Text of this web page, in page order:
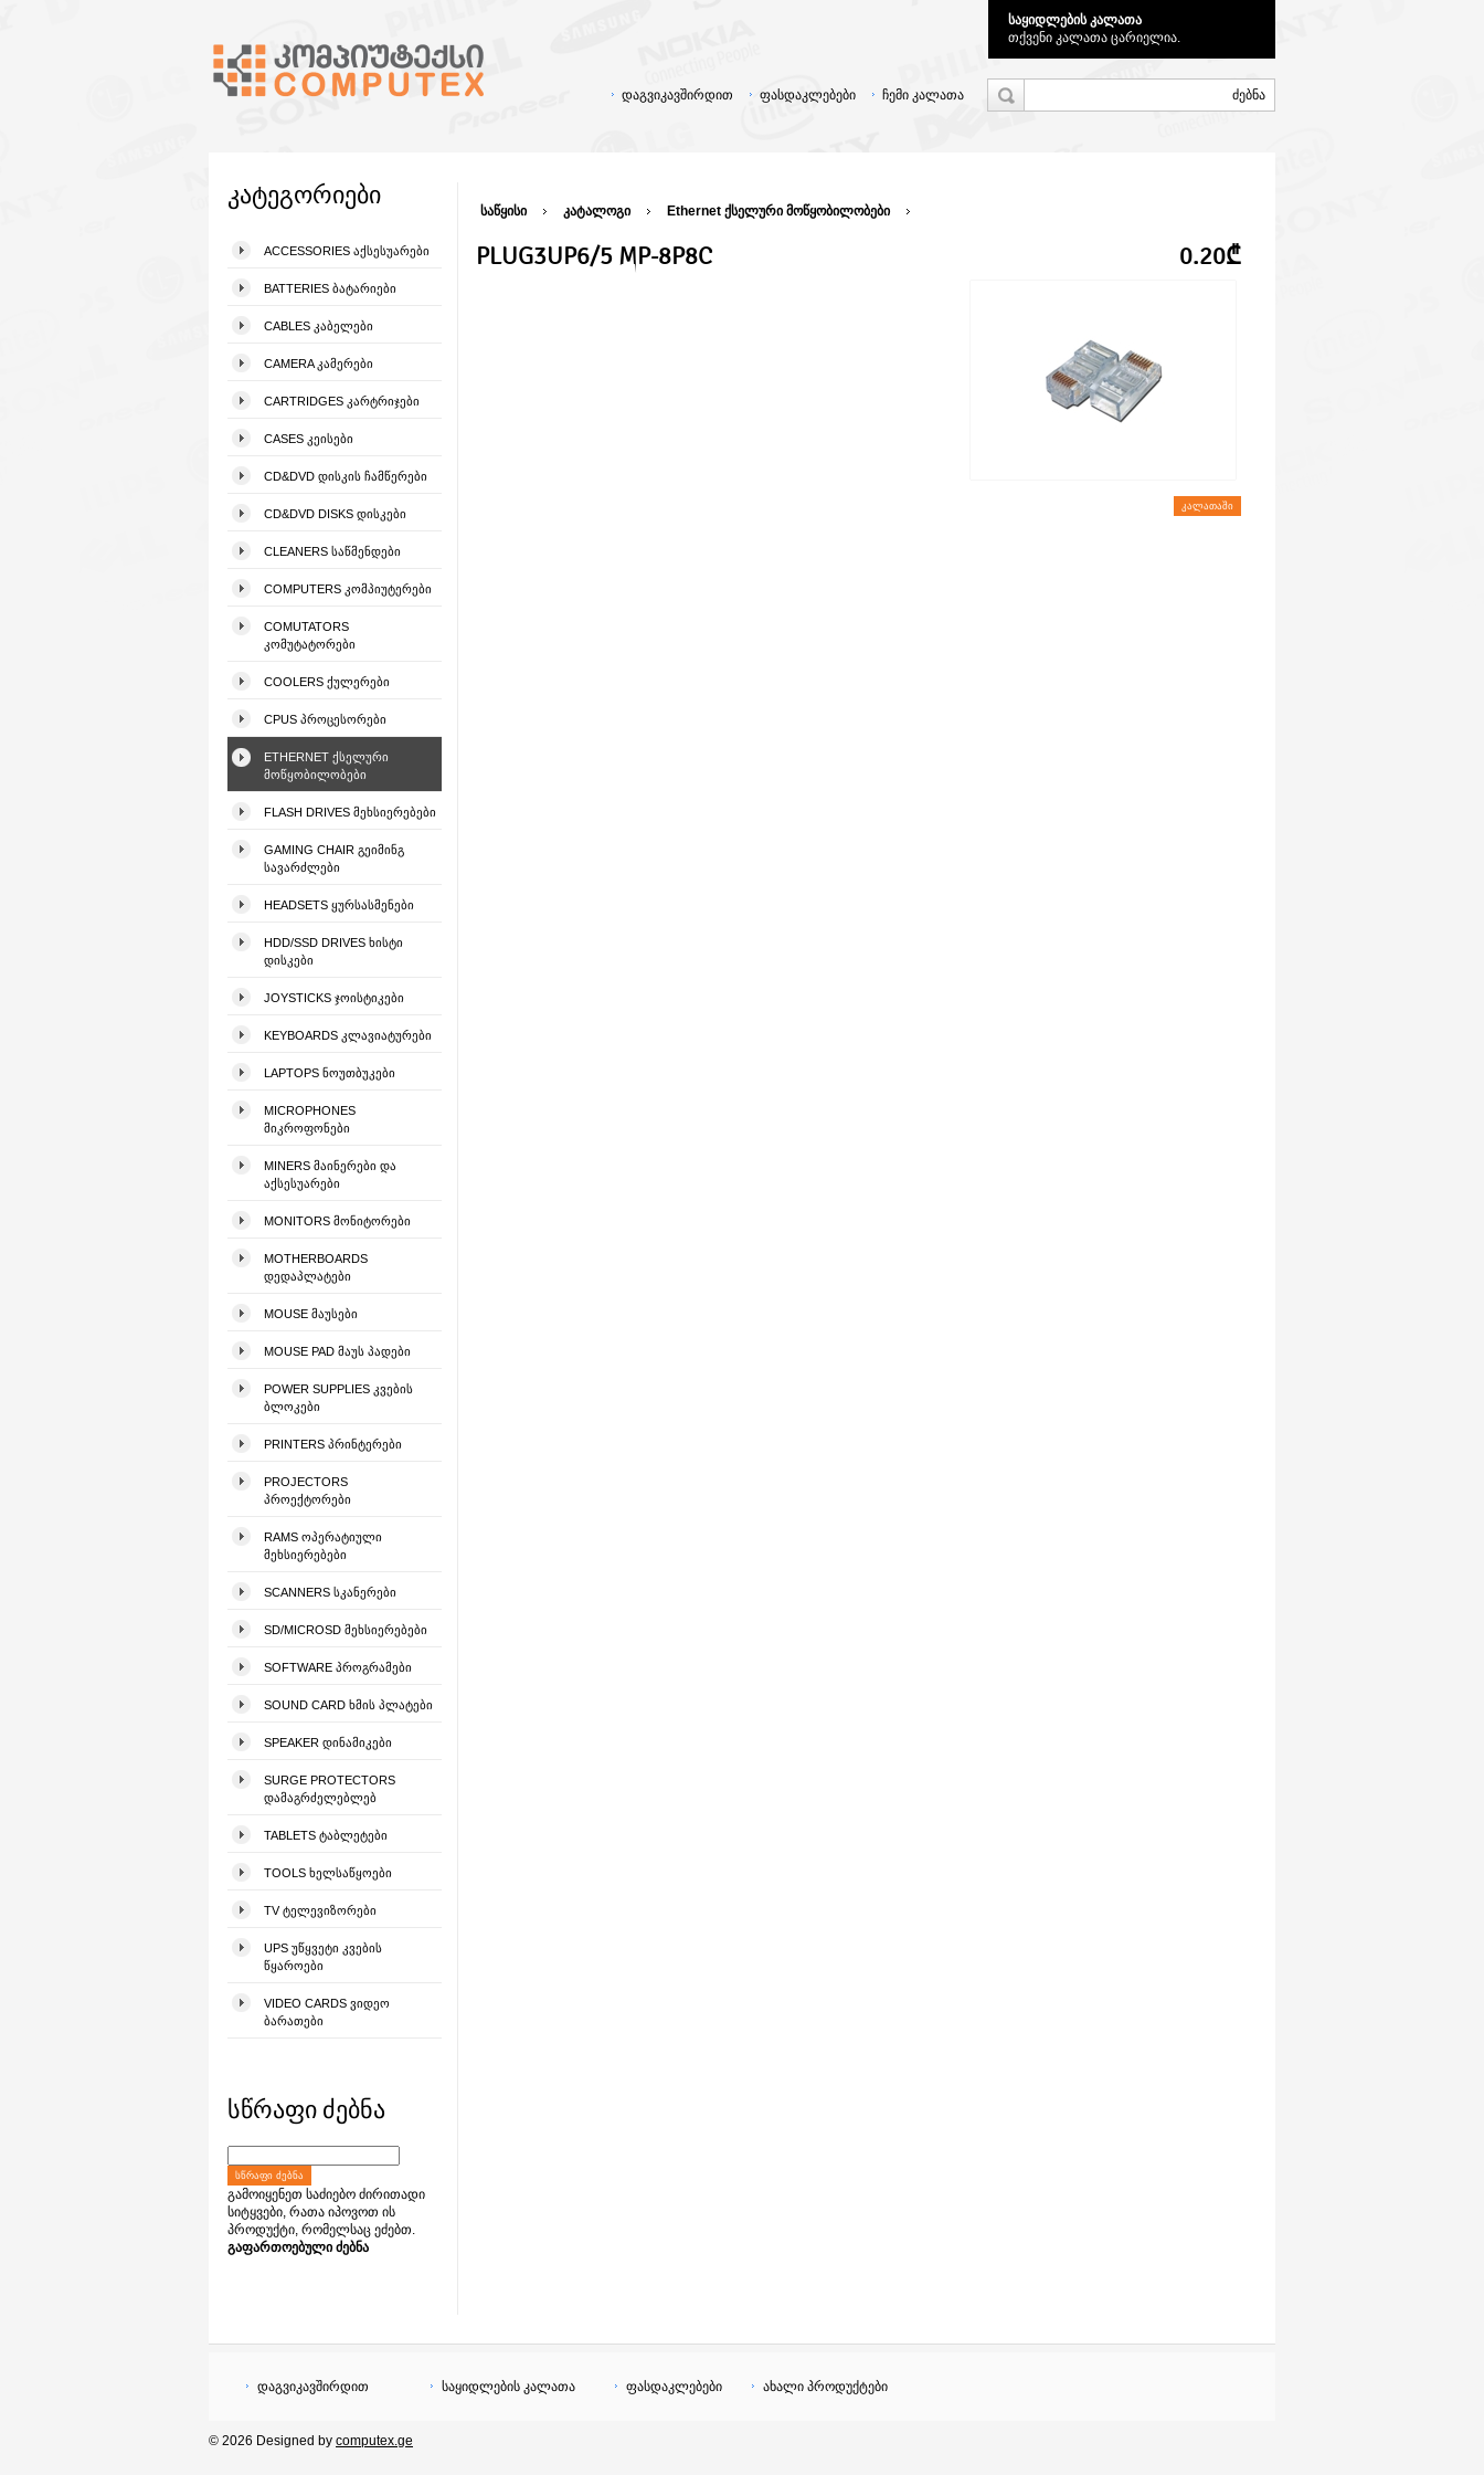
საყიდლების კალათა
თქვენი კალათა ცარიელია.
ჩემი კალათა
ფასდაკლებები
დაგვიკავშირდით
კატეგორიები
ACCESSORIES ᲐᲥᲡᲔᲡᲣᲐᲠᲔᲑᲘ
BATTERIES ᲑᲐᲢᲐᲠᲘᲔᲑᲘ
CABLES ᲙᲐᲑᲔᲚᲔᲑᲘ
CAMERA ᲙᲐᲛᲔᲠᲔᲑᲘ
CARTRIDGES ᲙᲐᲠᲢᲠᲘᲯᲔᲑᲘ
CASES ᲙᲔᲘᲡᲔᲑᲘ
CD&DVD ᲓᲘᲡᲙᲘᲡ ᲩᲐᲛᲬᲔᲠᲔᲑᲘ
CD&DVD DISKS ᲓᲘᲡᲙᲔᲑᲘ
CLEANERS ᲡᲐᲬᲛᲔᲜᲓᲔᲑᲘ
COMPUTERS ᲙᲝᲛᲞᲘᲣᲢᲔᲠᲔᲑᲘ
COMUTATORS
ᲙᲝᲛᲣᲢᲐᲢᲝᲠᲔᲑᲘ
COOLERS ᲥᲣᲚᲔᲠᲔᲑᲘ
CPUS ᲞᲠᲝᲪᲔᲡᲝᲠᲔᲑᲘ
ETHERNET ᲥᲡᲔᲚᲣᲠᲘ
ᲛᲝᲬᲧᲝᲑᲘᲚᲝᲑᲔᲑᲘ
FLASH DRIVES ᲛᲔᲮᲡᲘᲔᲠᲔᲑᲔᲑᲘ
GAMING CHAIR ᲒᲔᲘᲛᲘᲜᲒ
ᲡᲐᲕᲐᲠᲫᲚᲔᲑᲘ
HEADSETS ᲧᲣᲠᲡᲐᲡᲛᲔᲜᲔᲑᲘ
HDD/SSD DRIVES ᲮᲘᲡᲢᲘ
ᲓᲘᲡᲙᲔᲑᲘ
JOYSTICKS ᲯᲝᲘᲡᲢᲘᲙᲔᲑᲘ
KEYBOARDS ᲙᲚᲐᲕᲘᲐᲢᲣᲠᲔᲑᲘ
LAPTOPS ᲜᲝᲣᲗᲑᲣᲙᲔᲑᲘ
MICROPHONES
ᲛᲘᲙᲠᲝᲤᲝᲜᲔᲑᲘ
MINERS ᲛᲐᲘᲜᲔᲠᲔᲑᲘ ᲓᲐ
ᲐᲥᲡᲔᲡᲣᲐᲠᲔᲑᲘ
MONITORS ᲛᲝᲜᲘᲢᲝᲠᲔᲑᲘ
MOTHERBOARDS
ᲓᲔᲓᲐᲞᲚᲐᲢᲔᲑᲘ
MOUSE ᲛᲐᲣᲡᲔᲑᲘ
MOUSE PAD ᲛᲐᲣᲡ ᲞᲐᲓᲔᲑᲘ
POWER SUPPLIES ᲙᲕᲔᲑᲘᲡ
ᲑᲚᲝᲙᲔᲑᲘ
PRINTERS ᲞᲠᲘᲜᲢᲔᲠᲔᲑᲘ
PROJECTORS
ᲞᲠᲝᲔᲥᲢᲝᲠᲔᲑᲘ
RAMS ᲝᲞᲔᲠᲐᲢᲘᲣᲚᲘ
ᲛᲔᲮᲡᲘᲔᲠᲔᲑᲔᲑᲘ
SCANNERS ᲡᲙᲐᲜᲔᲠᲔᲑᲘ
SD/MICROSD ᲛᲔᲮᲡᲘᲔᲠᲔᲑᲔᲑᲘ
SOFTWARE ᲞᲠᲝᲒᲠᲐᲛᲔᲑᲘ
SOUND CARD ᲮᲛᲘᲡ ᲞᲚᲐᲢᲔᲑᲘ
SPEAKER ᲓᲘᲜᲐᲛᲘᲙᲔᲑᲘ
SURGE PROTECTORS
ᲓᲐᲛᲐᲒᲠᲫᲔᲚᲔᲑᲚᲔᲑ
TABLETS ᲢᲐᲑᲚᲔᲢᲔᲑᲘ
TOOLS ᲮᲔᲚᲡᲐᲬᲧᲝᲔᲑᲘ
TV ᲢᲔᲚᲔᲕᲘᲖᲝᲠᲔᲑᲘ
UPS ᲣᲬᲧᲕᲔᲢᲘ ᲙᲕᲔᲑᲘᲡ
ᲬᲧᲐᲠᲝᲔᲑᲘ
VIDEO CARDS ᲕᲘᲓᲔᲝ
ᲑᲐᲠᲐᲗᲔᲑᲘ
სწრაფი ძებნა
ᲡᲬᲠᲐᲤᲘ ᲫᲔᲑᲜᲐ
გამოიყენეთ საძიებო ძირითადი
სიტყვები, რათა იპოვოთ ის
პროდუქტი, რომელსაც ეძებთ.
გაფართოებული ძებნა
საწყისი კატალოგი Ethernet ქსელური მოწყობილობები
PLUG3UP6/5 MP-8P8C 0.20₾
ᲙᲐᲚᲐᲗᲐᲨᲘ
დაგვიკავშირდით საყიდლების კალათა ფასდაკლებები ახალი პროდუქტები
© 2026 Designed by computex.ge